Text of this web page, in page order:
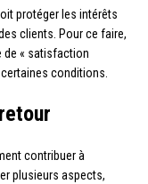
protéger les intérêts
clients. Pour ce faire,
de « satisfaction
conditions.
contribuer à
plusieurs aspects,